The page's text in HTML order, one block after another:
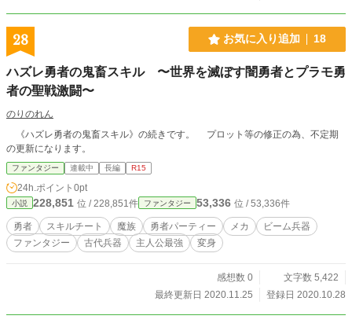
28 お気に入り追加 18
ハズレ勇者の鬼畜スキル 〜世界を滅ぼす闇勇者とプラモ勇
者の聖戦激闘〜
のりのれん
《ハズレ勇者の鬼畜スキル》の続きです。 プロット等の修正の為、不定期
の更新になります。
ファンタジー 連載中 長編 R15
24h.ポイント 0pt
小説 228,851 位 / 228,851件 ファンタジー 53,336 位 / 53,336件
勇者 スキルチート 魔族 勇者パーティー メカ
ビーム兵器
ファンタジー
古代兵器 主人公最強 変身
感想数 0
文字数 5,422
最終更新日 2020.11.25
登録日 2020.10.28